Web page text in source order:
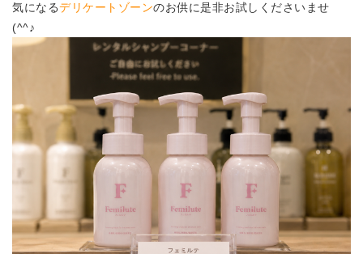
気になるデリケートゾーンのお供に是非お試しくださいませ
(^^♪